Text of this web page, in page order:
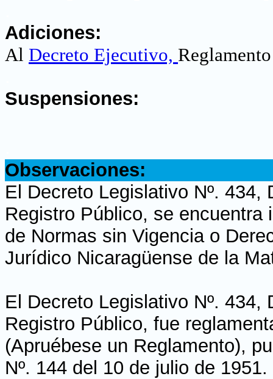
Adiciones:
Al Decreto Ejecutivo,
Suspensiones:
Observaciones:
El Decreto Legislativo Nº.
Registro Público, se encuentra
de Normas sin Vigencia o
Jurídico Nicaragüense de la
El Decreto Legislativo Nº.
Registro Público, fue
(Apruébese un Reglamento),
Nº. 144 del 10 de julio de 1951.